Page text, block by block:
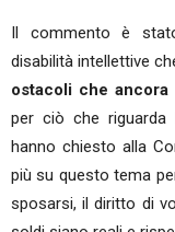
Il commento è
disabilità intellettive
ostacoli che
per ciò che riguarda
hanno chiesto alla
più su questo tema
sposarsi, il diritto di